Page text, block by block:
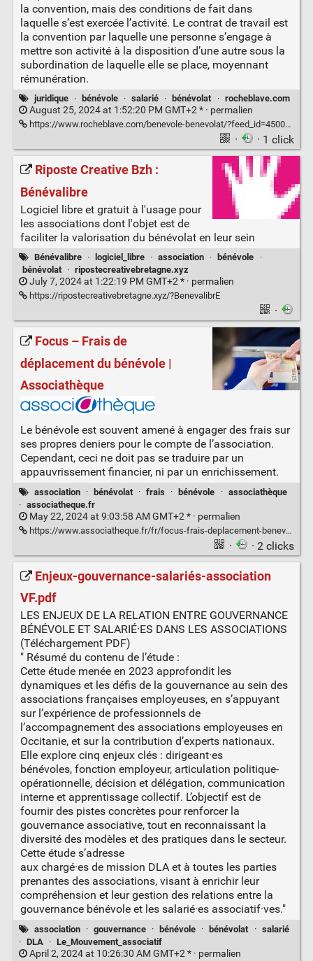
la convention, mais des conditions de fait dans
laquelle s’est exercée l’activité. Le contrat de travail est
la convention par laquelle une personne s’engage à
mettre son activité à la disposition d’une autre sous la
subordination de laquelle elle se place, moyennant
rémunération.
juridique · bénévole · salarié · bénévolat · rocheblave.com
August 25, 2024 at 1:52:20 PM GMT+2 * · permalien
https://www.rocheblave.com/benevole-benevolat/?feed_id=4500&_unique_id=66cb01dd3e62f
· · 1 click
Riposte Creative Bzh :
Bénévalibre
Logiciel libre et gratuit à l'usage pour
les associations dont l'objet est de
faciliter la valorisation du bénévolat en leur sein
Bénévalibre · logiciel_libre · association · bénévole
·
bénévolat
· ripostecreativebretagne.xyz
July 7, 2024 at 1:22:19 PM GMT+2 * · permalien
https://ripostecreativebretagne.xyz/?BenevalibrE
·
Focus – Frais de
déplacement du bénévole |
Associathèque
Le bénévole est souvent amené à engager des frais sur
ses propres deniers pour le compte de l’association.
Cependant, ceci ne doit pas se traduire par un
appauvrissement financier, ni par un enrichissement.
association · bénévolat · frais · bénévole · associathèque
· associatheque.fr
May 22, 2024 at 9:03:58 AM GMT+2 * · permalien
https://www.associatheque.fr/fr/focus-frais-deplacement-benevole.html
· · 2 clicks
Enjeux-gouvernance-salariés-association
VF.pdf
LES ENJEUX DE LA RELATION ENTRE GOUVERNANCE
BÉNÉVOLE ET SALARIÉ·ES DANS LES ASSOCIATIONS
(Téléchargement PDF)
" Résumé du contenu de l’étude :
Cette étude menée en 2023 approfondit les
dynamiques et les défis de la gouvernance au sein des
associations françaises employeuses, en s’appuyant
sur l’expérience de professionnels de
l’accompagnement des associations employeuses en
Occitanie, et sur la contribution d’experts nationaux.
Elle explore cinq enjeux clés : dirigeant·es
bénévoles, fonction employeur, articulation politique-
opérationnelle, décision et délégation, communication
interne et apprentissage collectif. L’objectif est de
fournir des pistes concrètes pour renforcer la
gouvernance associative, tout en reconnaissant la
diversité des modèles et des pratiques dans le secteur.
Cette étude s’adresse
aux chargé·es de mission DLA et à toutes les parties
prenantes des associations, visant à enrichir leur
compréhension et leur gestion des relations entre la
gouvernance bénévole et les salarié·es associatif·ves."
association · gouvernance · bénévole · bénévolat · salarié
· DLA · Le_Mouvement_associatif
April 2, 2024 at 10:26:30 AM GMT+2 * · permalien